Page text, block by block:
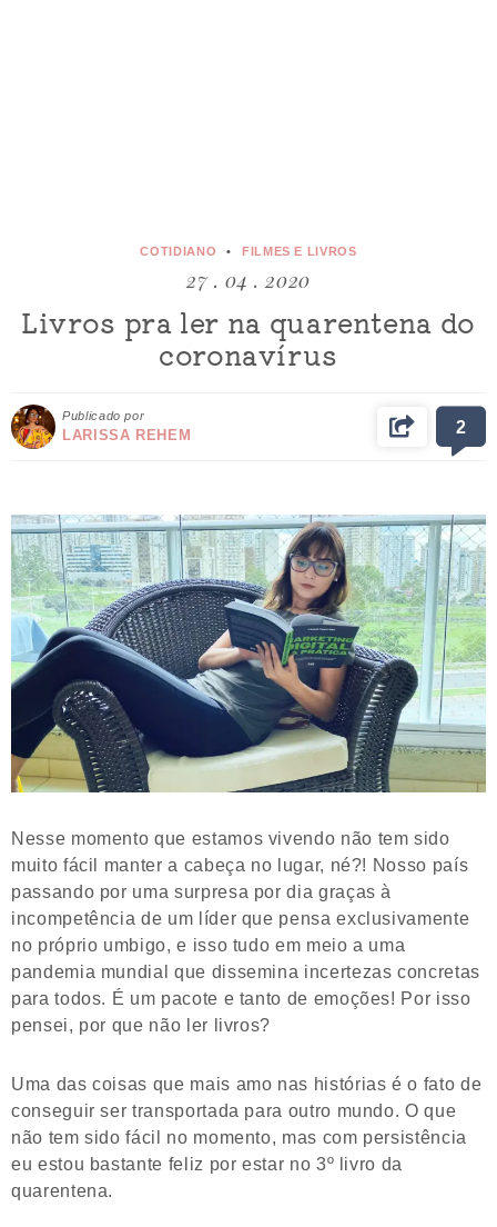
COTIDIANO FILMES E LIVROS
27 . 04 . 2020
Livros pra ler na quarentena do
coronavírus
Publicado por
LARISSA REHEM 2
Nesse momento que estamos vivendo não tem sido
muito fácil manter a cabeça no lugar, né?! Nosso país
passando por uma surpresa por dia graças à
incompetência de um líder que pensa exclusivamente
no próprio umbigo, e isso tudo em meio a uma
pandemia mundial que dissemina incertezas concretas
para todos. É um pacote e tanto de emoções! Por isso
pensei, por que não ler livros?
Uma das coisas que mais amo nas histórias é o fato de
conseguir ser transportada para outro mundo. O que
não tem sido fácil no momento, mas com persistência
eu estou bastante feliz por estar no 3º livro da
quarentena.